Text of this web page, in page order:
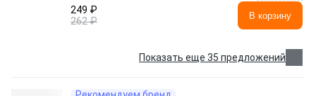
249 ₽
262 ₽
В корзину
Показать еще 35 предложений